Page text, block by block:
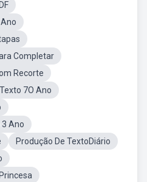
Completar
Recorte
7O Ano
Ano
Produção De TextoDiário